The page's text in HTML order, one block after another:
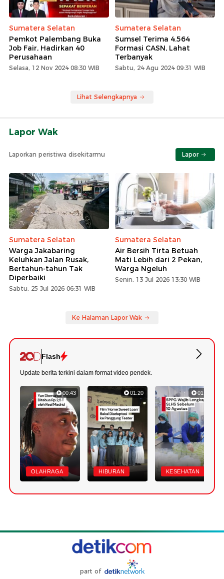
Sumatera Selatan
Pemkot Palembang Buka
Job Fair, Hadirkan 40
Perusahaan
Selasa, 12 Nov 2024 08:30 WIB
Sumatera Selatan
Sumsel Terima 4.564
Formasi CASN, Lahat
Terbanyak
Sabtu, 24 Agu 2024 09:31 WIB
Lihat Selengkapnya
Lapor Wak
Laporkan peristiwa disekitarmu Lapor
Sumatera Selatan
Warga Jakabaring
Keluhkan Jalan Rusak,
Bertahun-tahun Tak
Diperbaiki
Sabtu, 25 Jul 2026 06:31 WIB
Sumatera Selatan
Air Bersih Tirta Betuah
Mati Lebih dari 2 Pekan,
Warga Ngeluh
Senin, 13 Jul 2026 13:30 WIB
Ke Halaman Lapor Wak
Flash
Update berita terkini dalam format video pendek.
00:43
OLAHRAGA
01:20
HIBURAN
01:07
KESEHATAN
part of